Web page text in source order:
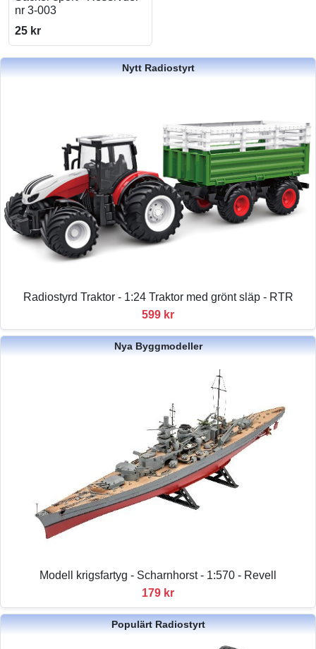
nr 3-003
25 kr
Nytt Radiostyrt
Radiostyrd Traktor - 1:24 Traktor med grönt släp - RTR
599 kr
Nya Byggmodeller
Modell krigsfartyg - Scharnhorst - 1:570 - Revell
179 kr
Populärt Radiostyrt